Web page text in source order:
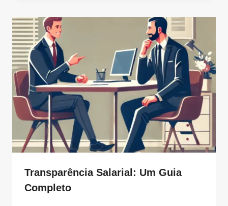
Transparência Salarial: Um Guia
Completo